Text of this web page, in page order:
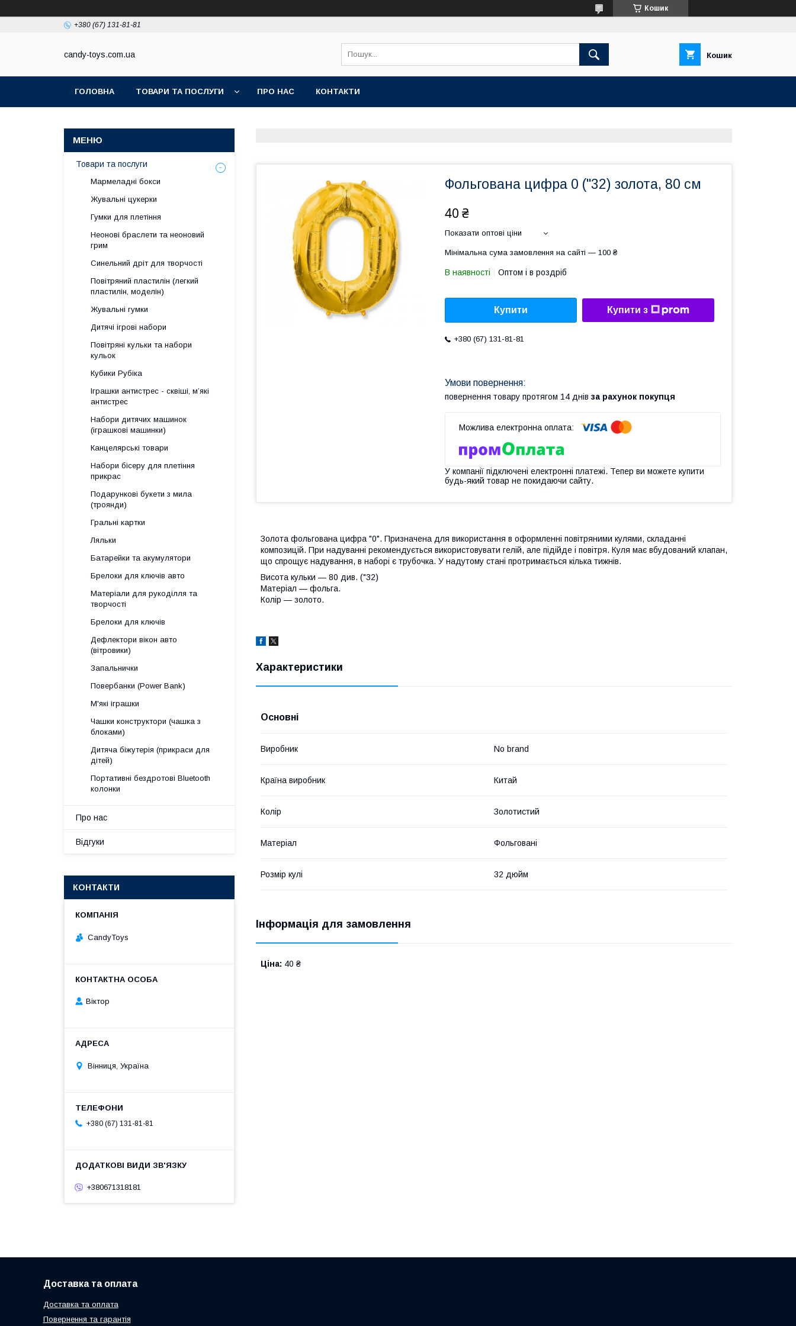
Кошик
+380 (67) 131-81-81
candy-toys.com.ua Кошик
ГОЛОВНА ТОВАРИ ТА ПОСЛУГИ ПРО НАС КОНТАКТИ
Фольгована цифра 0 ("32) золота, 80 см
40 ₴
Показати оптові ціни
Мінімальна сума замовлення на сайті — 100 ₴
В наявності Оптом і в роздріб
Купити Купити з
+380 (67) 131-81-81
повернення товару протягом 14 днів за рахунок покупця
У компанії підключені електронні платежі. Тепер ви можете купити
будь-який товар не покидаючи сайту.
Золота фольгована цифра "0". Призначена для використання в оформленні повітряними кулями, складанні
композицій. При надуванні рекомендується використовувати гелій, але підійде і повітря. Куля має вбудований клапан,
що спрощує надування, в наборі є трубочка. У надутому стані протримається кілька тижнів.
Висота кульки ― 80 див. ("32)
Матеріал ― фольга.
Колір ― золото.
Характеристики
Основні
Виробник No brand
Країна виробник Китай
Колір Золотистий
Матеріал Фольговані
Розмір кулі 32 дюйм
Інформація для замовлення
Ціна: 40 ₴
Товари та послуги
Мармеладні бокси
Жувальні цукерки
Гумки для плетіння
Неонові браслети та неоновий
грим
Синельний дріт для творчості
Повітряний пластилін (легкий
пластилін, моделін)
Жувальні гумки
Дитячі ігрові набори
Повітряні кульки та набори
кульок
Кубики Рубіка
Іграшки антистрес - сквіші, м’які
антистрес
Набори дитячих машинок
(іграшкові машинки)
Канцелярські товари
Набори бісеру для плетіння
прикрас
Подарункові букети з мила
(троянди)
Гральні картки
Ляльки
Батарейки та акумулятори
Брелоки для ключів авто
Матеріали для рукоділля та
творчості
Брелоки для ключів
Дефлектори вікон авто
(вітровики)
Запальнички
Повербанки (Power Bank)
М'які іграшки
Чашки конструктори (чашка з
блоками)
Дитяча біжутерія (прикраси для
дітей)
Портативні бездротові Bluetooth
колонки
Про нас
Відгуки
КОНТАКТИ
CandyToys
Віктор
Вінниця, Україна
+380 (67) 131-81-81
+380671318181
Доставка та оплата
Доставка та оплата
Повернення та гарантія